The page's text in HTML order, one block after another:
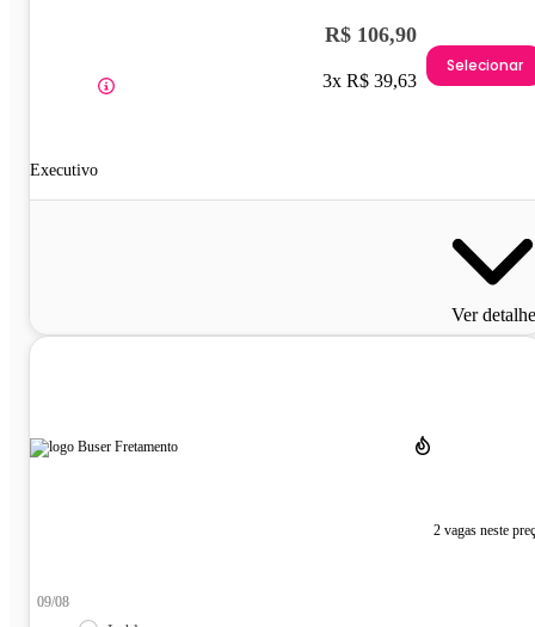
Executivo
R$ 106,90
3x R$ 39,63
Selecionar
Ver
2 vagas neste
09/08